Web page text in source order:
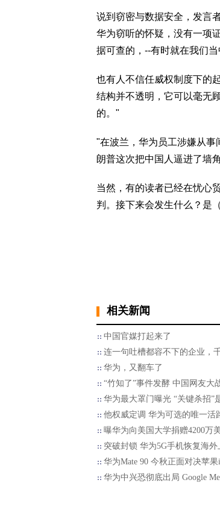
说到窃密与数据安全，发言
华为窃听的怀疑，没有一项
据可查的，--有时就在我们
也有人不信任威权制度下的
结构并不透明，它可以毫无
的。"
"在波兰，华为员工涉嫌从
朗普这次把中国人逼进了墙
当然，有的读者已经在忧心
判。接下来会发生什么？是
相关新闻
中国官媒打起来了
连一句吐槽都容不下的企业，
华为，又翻车了
“竹知了”事件发酵 中国网友大
华为最大罩门曝光 “关键杀招”
他权威定调 华为可选的唯一
曝华为向美国大学捐赠4200万
突破封锁 华为5G手机恢复海外
华为Mate 90 今秋正面对决苹果
华为中兴恐彻底出局 Google